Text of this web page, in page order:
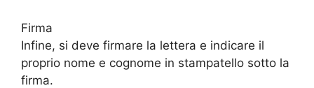
Firma
Infine, si deve firmare la lettera e indicare il
proprio nome e cognome in stampatello sotto la
firma.